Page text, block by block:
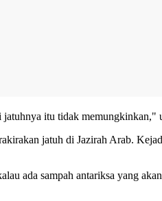
jatuhnya itu tidak memungkinkan,"
jatuh di Jazirah Arab.
ada sampah antariksa yang